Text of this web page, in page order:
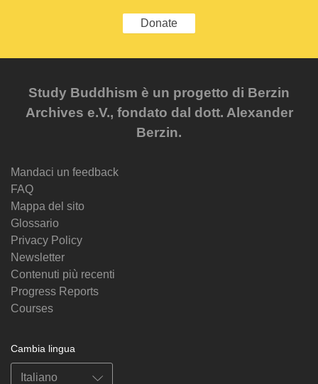
Donate
Study Buddhism è un progetto di Berzin
Archives e.V., fondato dal dott. Alexander
Berzin.
Mandaci un feedback
FAQ
Mappa del sito
Glossario
Privacy Policy
Newsletter
Contenuti più recenti
Progress Reports
Courses
Cambia lingua